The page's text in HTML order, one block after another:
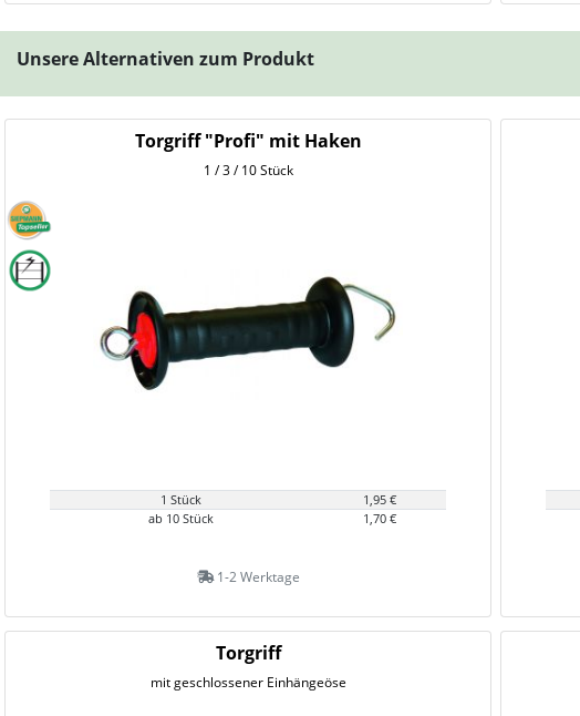
Unsere Alternativen zum Produkt
Torgriff "Profi" mit Haken
1 / 3 / 10 Stück
1 Stück
1,95 €
ab 10 Stück
1,70 €
1-2 Werktage
Torgriff
mit geschlossener Einhängeöse